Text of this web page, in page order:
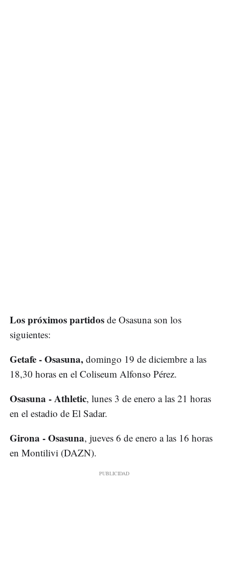
Los próximos partidos de Osasuna son los
siguientes:
Getafe - Osasuna, domingo 19 de diciembre a las
18,30 horas en el Coliseum Alfonso Pérez.
Osasuna - Athletic, lunes 3 de enero a las 21 horas
en el estadio de El Sadar.
Girona - Osasuna, jueves 6 de enero a las 16 horas
en Montilivi (DAZN).